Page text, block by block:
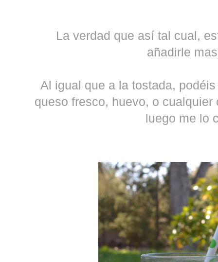
La verdad que así tal cual,
añadirle
Al igual que a la tostada,
queso fresco, huevo, o
luego me lo